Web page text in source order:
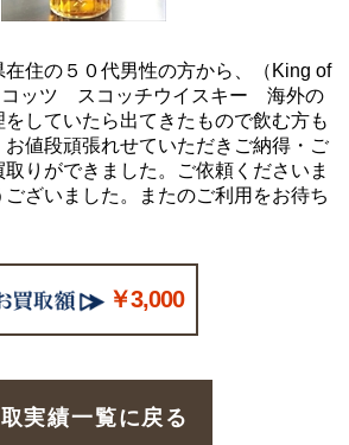
住の５０代男性の方から、（King of
コッツ スコッチウイスキー 海外の
していたら出てきたもので飲む方も
値段頑張れせていただきご納得・ご
りができました。ご依頼くださいま
ございました。またのご利用をお待ち
￥3,000
実績一覧に戻る